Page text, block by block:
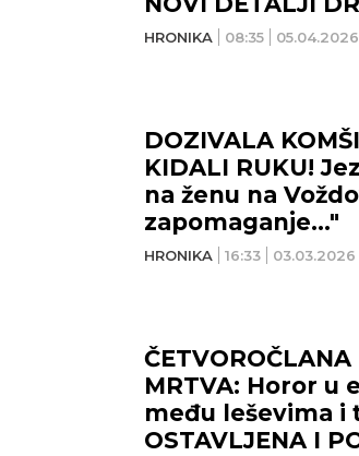
HRONIKA 08:35 05.04.2026
HRONIKA 16:33 03.03.2026
DOZIVALA
KIDALI RUKU!
na ženu na
zapomaganje..."
MRTVA: Horor u
među leševima i
OSTAVLJENA I